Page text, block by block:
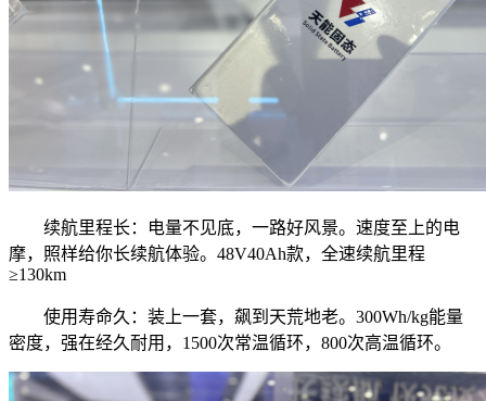
续航里程长：电量不见底，一路好风景。速度至上的电
摩，照样给你长续航体验。48V40Ah款，全速续航里程
≥130km
使用寿命久：装上一套，飙到天荒地老。300Wh/kg能量
密度，强在经久耐用，1500次常温循环，800次高温循环。